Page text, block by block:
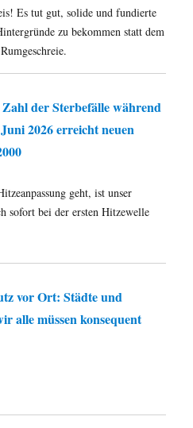
Es tut gut, solide und fundierte
zu bekommen statt dem
der Sterbefälle während
2026 erreicht neuen
geht, ist unser
sofort bei der ersten Hitzewelle
vor Ort: Städte und
alle müssen konsequent